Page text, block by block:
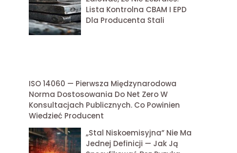
Lista Kontrolna CBAM I EPD
Dla Producenta Stali
ISO 14060 — Pierwsza Międzynarodowa
Norma Dostosowania Do Net Zero W
Konsultacjach Publicznych. Co Powinien
Wiedzieć Producent
„Stal Niskoemisyjna” Nie Ma
Jednej Definicji — Jak Ją